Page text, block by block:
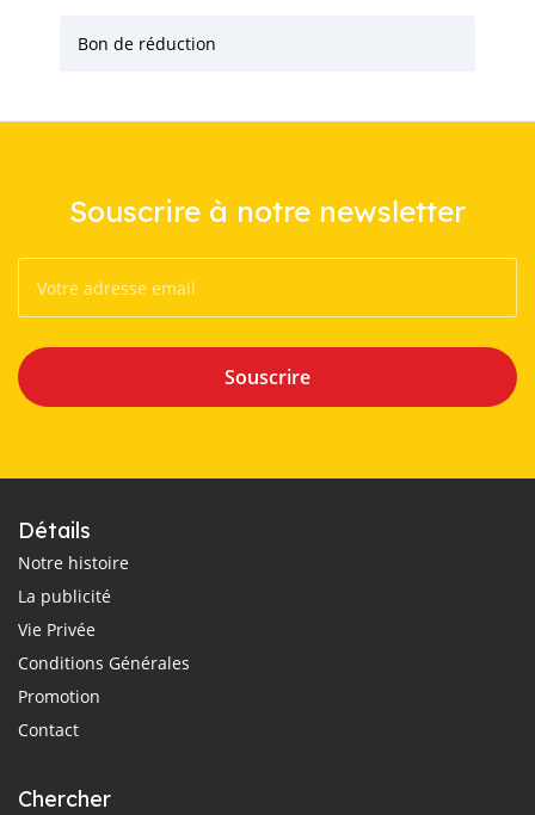
Bon de réduction
Souscrire à notre newsletter
Souscrire
Détails
Notre histoire
La publicité
Vie Privée
Conditions Générales
Promotion
Contact
Chercher